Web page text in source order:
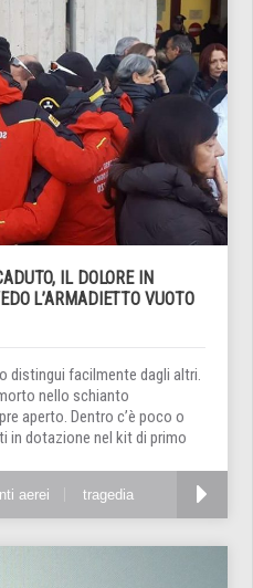
IL DOLORE IN
L’ARMADIETTO VUOTO
distingui facilmente dagli altri.
nello schianto
aperto. Dentro c’è poco o
in dotazione nel kit di primo
aerei tragedia